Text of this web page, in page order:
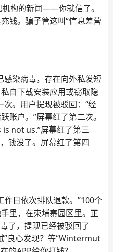
构的新闻——你就信了。
钱。骗子管这叫“信息差营
感染病毒，存在向外私发短
自下载安装应用或窃取隐
。用户提现被驳回：“经
账户。”屏幕红了第二次。
not us.”屏幕红了第三
钱没了。屏幕红了第四
作日依次排队退款。”100个
里，在柬埔寨园区里。正
了，提现已经被驳回了
良心发现？等“Wintermut